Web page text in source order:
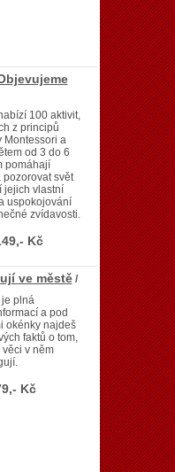
100 aktivit,
z principů
Montessori a
od 3 do 6
pomáhají
pozorovat svět
jejich vlastní
uspokojování
zvídavosti.
Kč
ve městě/
je plná
a pod
okénky najdeš
faktů o tom,
v něm
Kč